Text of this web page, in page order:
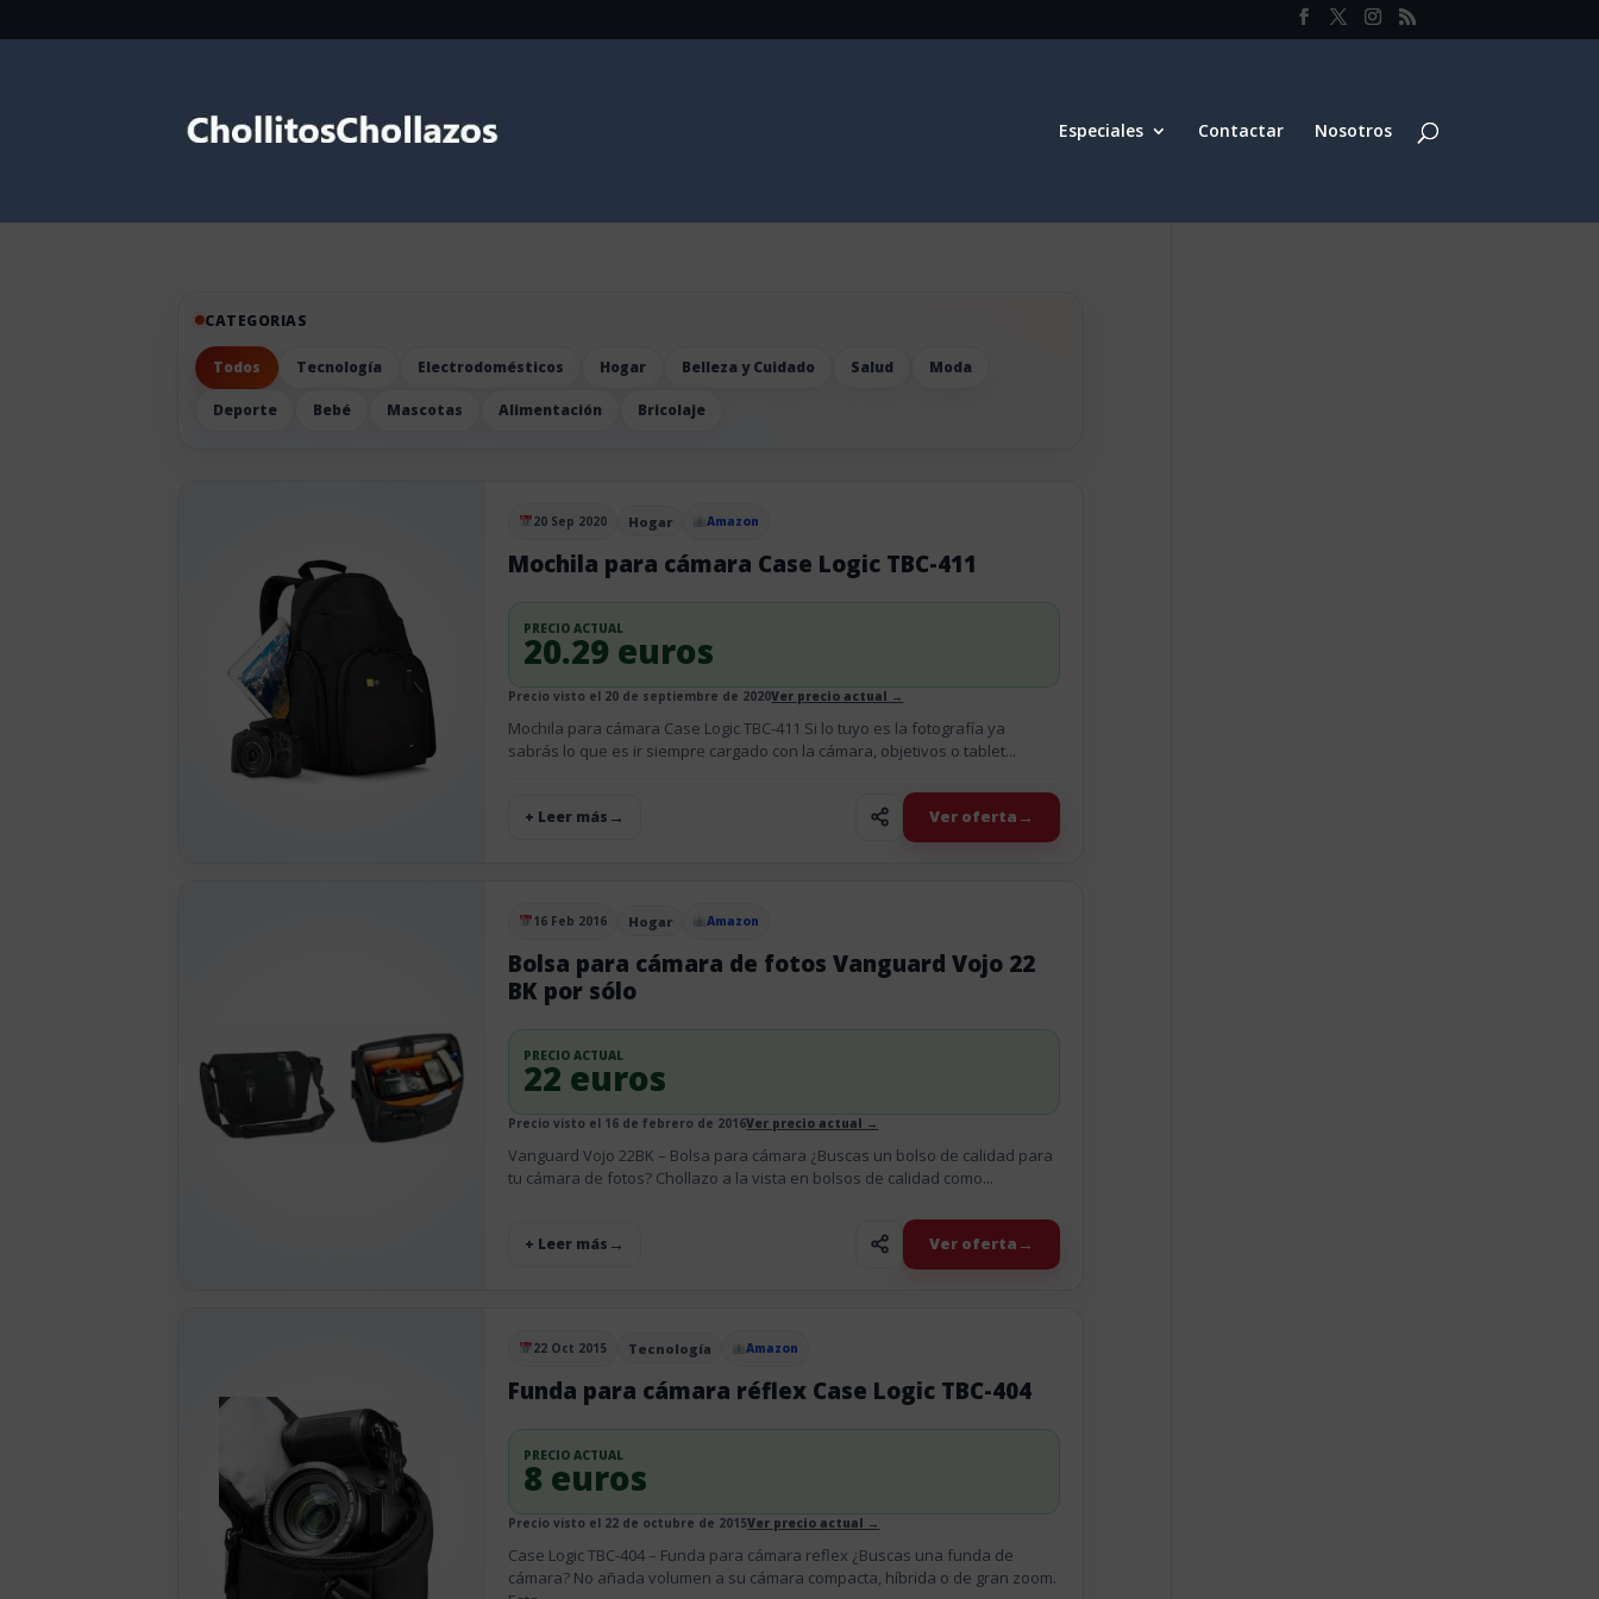
Especiales Contactar Nosotros
CATEGORIAS
Todos Tecnología Electrodomésticos Hogar Belleza y Cuidado Salud Moda
Deporte Bebé Mascotas Alimentación Bricolaje
Publicado el
20 Sep 2020 Hogar Amazon
Mochila para cámara Case Logic TBC-411
PRECIO ACTUAL
20.29 euros
Precio visto el 20 de septiembre de 2020Ver precio actual →
Mochila para cámara Case Logic TBC-411 Si lo tuyo es la fotografía ya
sabrás lo que es ir siempre cargado con la cámara, objetivos o tablet...
+ Leer más Ver oferta
16 Feb 2016 Hogar Amazon
Bolsa para cámara de fotos Vanguard Vojo 22
BK por sólo
PRECIO ACTUAL
22 euros
Precio visto el 16 de febrero de 2016Ver precio actual →
Vanguard Vojo 22BK – Bolsa para cámara ¿Buscas un bolso de calidad para
tu cámara de fotos? Chollazo a la vista en bolsos de calidad como...
+ Leer más Ver oferta
22 Oct 2015 Tecnología Amazon
Funda para cámara réflex Case Logic TBC-404
PRECIO ACTUAL
8 euros
Precio visto el 22 de octubre de 2015Ver precio actual →
Case Logic TBC-404 – Funda para cámara reflex ¿Buscas una funda de
cámara? No añada volumen a su cámara compacta, híbrida o de gran zoom.